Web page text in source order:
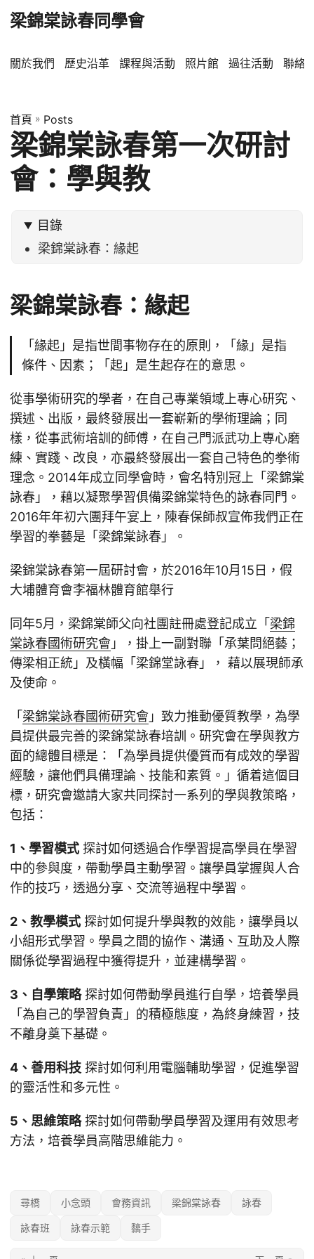
梁錦棠詠春同學會
關於我們 歷史沿革 課程與活動 照片館 過往活動 聯絡
首頁 » Posts
梁錦棠詠春第一次研討
會：學與教
目錄
梁錦棠詠春：緣起
梁錦棠詠春：緣起
「緣起」是指世間事物存在的原則，「緣」是指
條件、因素；「起」是生起存在的意思。
從事學術研究的學者，在自己專業領域上專心研究、
撰述、出版，最終發展出一套嶄新的學術理論；同
樣，從事武術培訓的師傅，在自己門派武功上專心磨
練、實踐、改良，亦最終發展出一套自己特色的拳術
理念。2014年成立同學會時，會名特別冠上「梁錦棠
詠春」，藉以凝聚學習俱備梁錦棠特色的詠春同門。
2016年年初六團拜午宴上，陳春保師叔宣佈我們正在
學習的拳藝是「梁錦棠詠春」。
梁錦棠詠春第一屆研討會，於2016年10月15日，假
大埔體育會李福林體育館舉行
同年5月，梁錦棠師父向社團註冊處登記成立「 梁錦
棠詠春國術研究會 」，掛上一副對聯「承葉問絕藝；
傳梁相正統」及橫幅「梁錦堂詠春」， 藉以展現師承
及使命。
「 梁錦棠詠春國術研究會 」致力推動優質教學，為學
員提供最完善的梁錦棠詠春培訓。研究會在學與教方
面的總體目標是：「為學員提供優質而有成效的學習
經驗，讓他們具備理論、技能和素質。」循着這個目
標，研究會邀請大家共同探討一系列的學與教策略，
包括：
1、學習模式探討如何透過合作學習提高學員在學習
中的參與度，帶動學員主動學習。讓學員掌握與人合
作的技巧，透過分享、交流等過程中學習。
2、教學模式探討如何提升學與教的效能，讓學員以
小組形式學習。學員之間的協作、溝通、互助及人際
關係從學習過程中獲得提升，並建構學習。
3、自學策略探討如何帶動學員進行自學，培養學員
「為自己的學習負責」的積極態度，為終身練習，技
不離身奠下基礎。
4、善用科技 探討如何利用電腦輔助學習，促進學習
的靈活性和多元性。
5、思維策略探討如何帶動學員學習及運用有效思考
方法，培養學員高階思維能力。
尋橋 小念頭 會務資訊 梁錦棠詠春 詠春
詠春班 詠春示範 黐手